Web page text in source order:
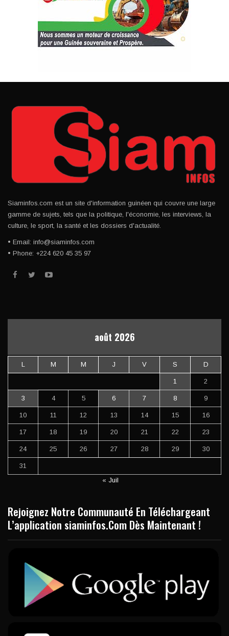
Siaminfos.com est un site d'information guinéen qui couvre une large
gamme de sujets, tels que la politique, l'économie, les interviews, la
culture, le sport, la santé et les dossiers d'actualité.
• Email: info@siaminfos.com
• Phone: +224 620 45 35 97
août 2026
L M M J V S D
1 2
3 4 5 6 7 8 9
10 11 12 13 14 15 16
17 18 19 20 21 22 23
24 25 26 27 28 29 30
31
« Juil
Rejoignez Notre Communauté En Téléchargeant
L’application siaminfos.Com Dès Maintenant !